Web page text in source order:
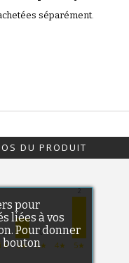
séparément.
DU PRODUIT
0
1
2★
0
3★
0
4★
2
5★
pour
liées à vos
Pour donner
bouton